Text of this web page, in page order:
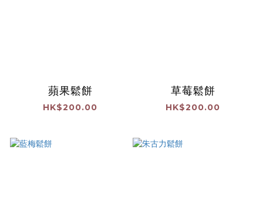
蘋果鬆餅
HK$200.00
草莓鬆餅
HK$200.00